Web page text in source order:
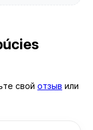
свой отзыв или